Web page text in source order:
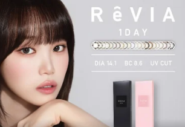
く盛れるタイプ、普段使いに最適なサークルレ
バリエーションで多くの方々の瞳に寄り添い続